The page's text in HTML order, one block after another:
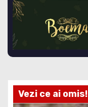
Vezi ce ai omis!